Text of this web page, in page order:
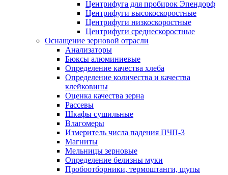
Центрифуга для пробирок Эпендорф
Центрифуги высокоскоростные
Центрифуги низкоскоростные
Центрифуги среднескоростные
Оснащение зерновой отрасли
Анализаторы
Бюксы алюминиевые
Определение качества хлеба
Определение количества и качества
клейковины
Оценка качества зерна
Рассевы
Шкафы сушильные
Влагомеры
Измеритель числа падения ПЧП-3
Магниты
Мельницы зерновые
Определение белизны муки
Пробоотборники, термоштанги, щупы